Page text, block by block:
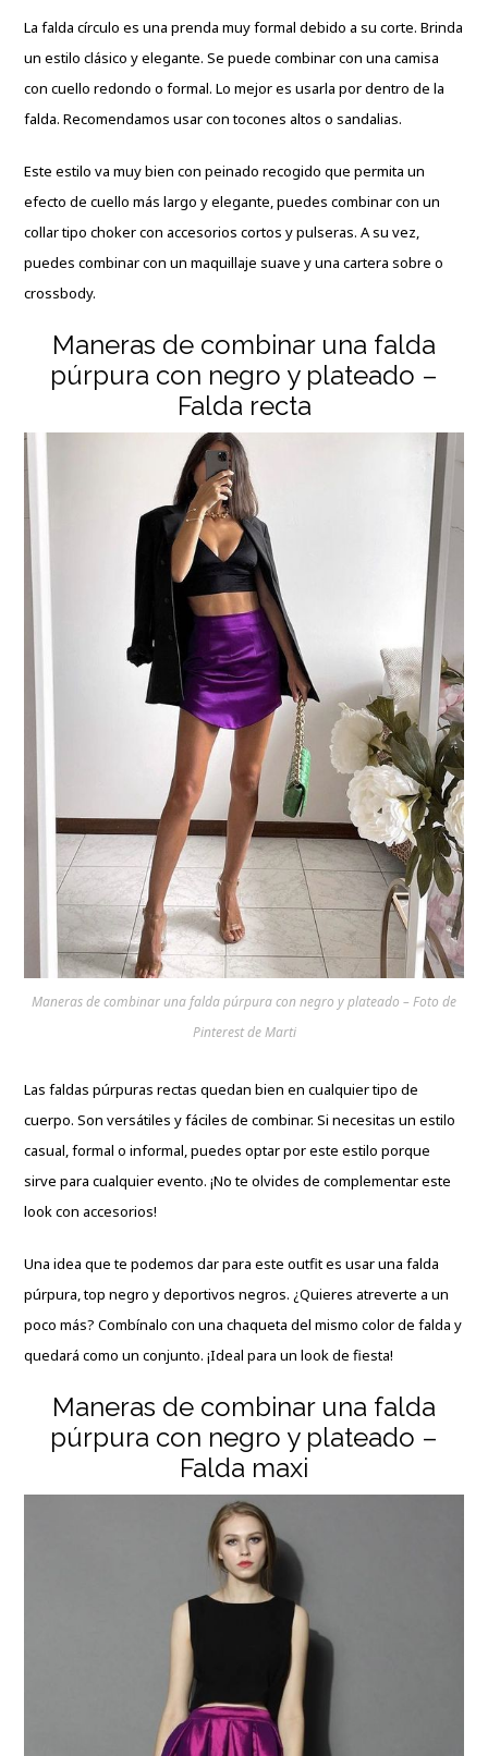
La falda círculo es una prenda muy formal debido a su corte. Brinda
un estilo clásico y elegante. Se puede combinar con una camisa
con cuello redondo o formal. Lo mejor es usarla por dentro de la
falda. Recomendamos usar con tocones altos o sandalias.
Este estilo va muy bien con peinado recogido que permita un
efecto de cuello más largo y elegante, puedes combinar con un
collar tipo choker con accesorios cortos y pulseras. A su vez,
puedes combinar con un maquillaje suave y una cartera sobre o
crossbody.
Maneras de combinar una falda
púrpura con negro y plateado –
Falda recta
Maneras de combinar una falda púrpura con negro y plateado – Foto de
Pinterest de Marti
Las faldas púrpuras rectas quedan bien en cualquier tipo de
cuerpo. Son versátiles y fáciles de combinar. Si necesitas un estilo
casual, formal o informal, puedes optar por este estilo porque
sirve para cualquier evento. ¡No te olvides de complementar este
look con accesorios!
Una idea que te podemos dar para este outfit es usar una falda
púrpura, top negro y deportivos negros. ¿Quieres atreverte a un
poco más? Combínalo con una chaqueta del mismo color de falda y
quedará como un conjunto. ¡Ideal para un look de fiesta!
Maneras de combinar una falda
púrpura con negro y plateado –
Falda maxi